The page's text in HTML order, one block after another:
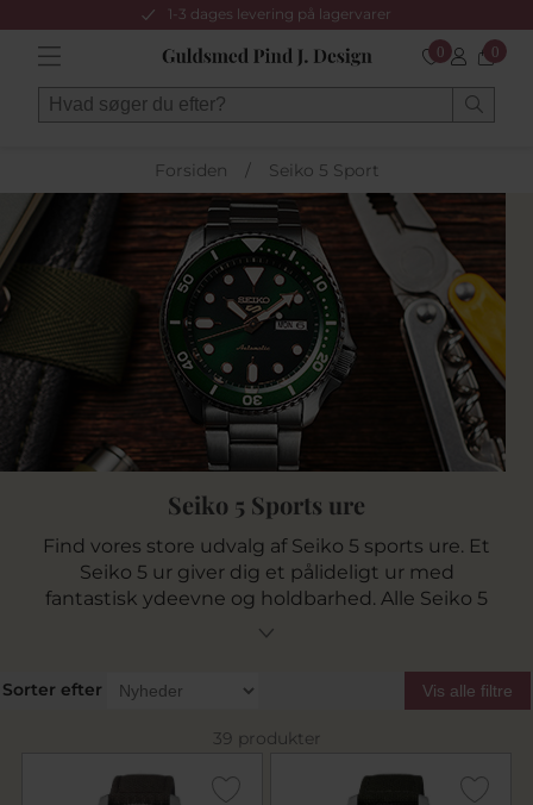
1-3 dages levering på lagervarer
0 0
Forsiden / Seiko 5 Sport
Seiko 5 Sports ure
Find vores store udvalg af Seiko 5 sports ure. Et
Seiko 5 ur giver dig et pålideligt ur med
fantastisk ydeevne og holdbarhed. Alle Seiko 5
ure har datovisning, automatisk bevægelse, er
skabt til at holde. Japansk håndværk i fantastisk
Sorter efter Vis alle filtre
39 produkter